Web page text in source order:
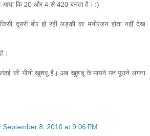
आया कि 20 और 4 से 420 बनता है। :)
दूसरी बोर हो रही लड़की का मनोरंजन होता नहीं देख
लंठई की भीनी खुशबू है। अब खुशबू के मायने मत पूछने लगना
September 8, 2010 at 9:06 PM